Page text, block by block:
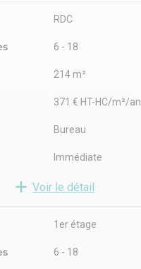
RDC
6 - 18
214 m²
371 € HT-HC/m²/an
Bureau
Immédiate
Voir le détail
1er étage
6 - 18